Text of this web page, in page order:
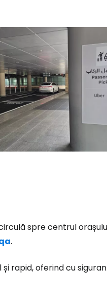
spre centrul
.
rapid, oferind cu
cu Google
Facebook